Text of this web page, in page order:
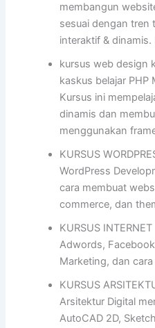
membangun
sesuai dengan tren
interaktif & dinamis.
kursus web design
kaskus belajar PHP
Kursus ini
dinamis dan
menggunakan
KURSUS
WordPress
cara membuat
commerce, dan
KURSUS
Adwords,
Marketing, dan
KURSUS
Arsitektur Digital
AutoCAD 2D,